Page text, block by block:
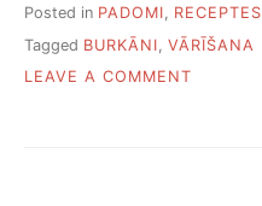
Posted in PADOMI, RECEPTES
Tagged BURKĀNI VĀRĪŠANA
LEAVE A COMMENT